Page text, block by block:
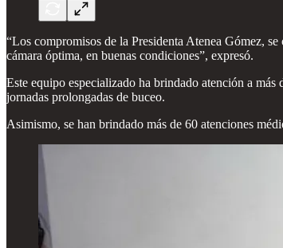
“Los compromisos de la Presidenta Atenea Gómez,
cámara óptima, en buenas condiciones”, expresó.
Este equipo especializado ha brindado atención a
jornadas prolongadas de buceo.
Asimismo, se han brindado más de 60 atenciones